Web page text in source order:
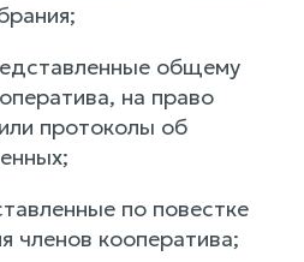
общему
на право
протоколы об
по повестке
членов кооператива;